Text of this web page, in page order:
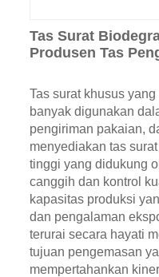
Tas Surat
Produsen Tas
Tas surat khusus
banyak digunakan
pengiriman pakaian,
menyediakan tas
tinggi yang didukung
canggih dan kontrol
kapasitas produksi
dan pengalaman
terurai secara hayati
tujuan pengemasan
mempertahankan